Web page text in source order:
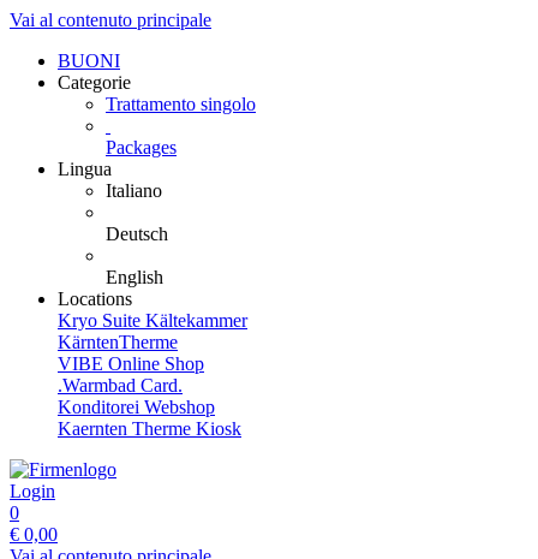
Vai al contenuto principale
BUONI
Categorie
Trattamento singolo
Packages
Lingua
Italiano
Deutsch
English
Locations
Kryo Suite Kältekammer
KärntenTherme
VIBE Online Shop
.Warmbad Card.
Konditorei Webshop
Kaernten Therme Kiosk
Login
0
€ 0,00